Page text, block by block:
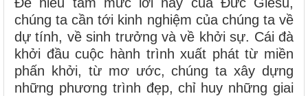
chúng ta cần tới kinh nghiệm của chúng ta về
dự tính, về sinh trưởng và về khởi sự. Cái đà
khởi đầu cuộc hành trình xuất phát từ miền
phấn khởi, từ mơ ước, chúng ta xây dựng
những phương trình đẹp, chỉ huy những giai